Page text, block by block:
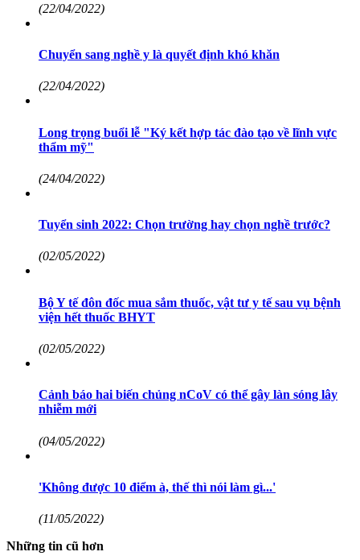
(22/04/2022)
Chuyển sang nghề y là quyết định khó khăn
(22/04/2022)
Long trọng buổi lễ "Ký kết hợp tác đào tạo về lĩnh vực
thẩm mỹ"
(24/04/2022)
Tuyển sinh 2022: Chọn trường hay chọn nghề trước?
(02/05/2022)
Bộ Y tế đôn đốc mua sắm thuốc, vật tư y tế sau vụ bệnh
viện hết thuốc BHYT
(02/05/2022)
Cảnh báo hai biến chủng nCoV có thể gây làn sóng lây
nhiễm mới
(04/05/2022)
'Không được 10 điểm à, thế thì nói làm gì...'
(11/05/2022)
Những tin cũ hơn